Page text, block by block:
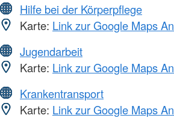
Hilfe bei der Körperpflege
Karte: Link zur Google Maps
Jugendarbeit
Karte: Link zur Google Maps
Krankentransport
Karte: Link zur Google Maps